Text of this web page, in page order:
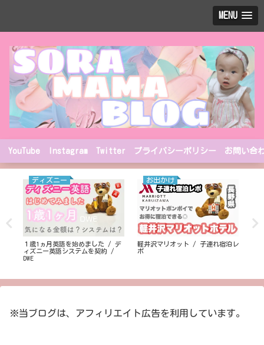
MENU
YouTube Instagram Twitter プライバシーポリシー お問い合
ディズニー
１歳1ヵ月英語を始めました / デ
ィズニー英語システムを契約 /
DWE
お出かけ
軽井沢マリオット / 子連れ宿泊レ
ポ
※当ブログは、アフィリエイト広告を利用しています。